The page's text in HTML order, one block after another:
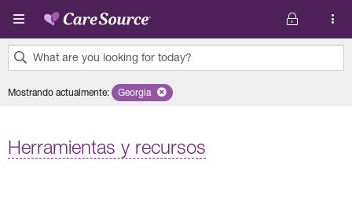
Pasar al contenido principal
What are you looking for today?
results
Mostrando actualmente: Remove selected state 'Georgia'
Georgia
Herramientas y recursos